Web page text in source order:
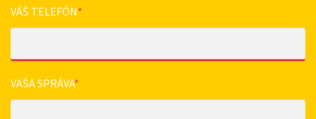
VÁŠ TELEFÓN*
VAŠA SPRÁVA*